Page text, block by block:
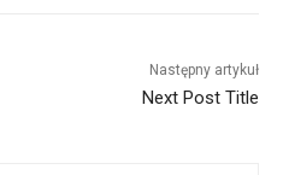
Następny artykuł
Next Post Title